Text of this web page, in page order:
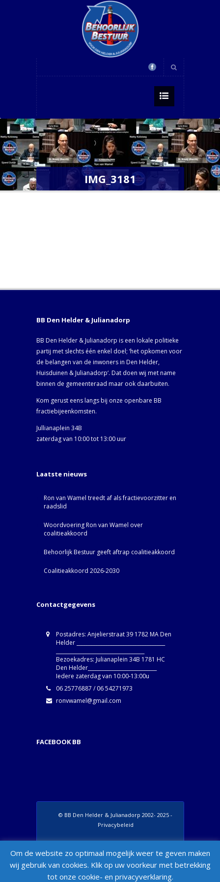
IMG_3181
BB Den Helder & Julianadorp
BB Den Helder & Julianadorp is een lokale politieke
partij met slechts één enkel doel; ‘het opkomen voor
de belangen van de inwoners in Den Helder,
Huisduinen & Julianadorp‘. Dat doen wij met name
binnen de gemeenteraad maar ook daarbuiten.
Kom gerust eens langs bij onze openbare BB
fractiebijeenkomsten.
Jullianaplein 34B
zaterdag van 10:00 tot 13:00 uur
Laatste nieuws
Ron van Wamel treedt af als fractievoorzitter en
raadslid
Woordvoering Ron van Wamel over
coalitieakkoord
Behoorlijk Bestuur geeft aftrap coalitieakkoord
Coalitieakkoord 2026-2030
Contactgegevens
Postadres: Anjelierstraat 39 1782 MA Den
Helder ____________________________________
Bezoekadres: Julianaplein 34B 1781 HC
Den Helder____________________________
Iedere zaterdag van 10:00-13:00u
06 25776887 / 06 54271973
ronvwamel@gmail.com
FACEBOOK BB
© BB Den Helder & Julianadorp 2002- 2025 -
Privacybeleid
Appearance > Menus > "Manage Locations"
Om de website zo optimaal mogelijk weer te geven maken
wij gebruik van cookies. Klik op uw voorkeur met betrekking
tot onze cookie- en privacyverklaring.